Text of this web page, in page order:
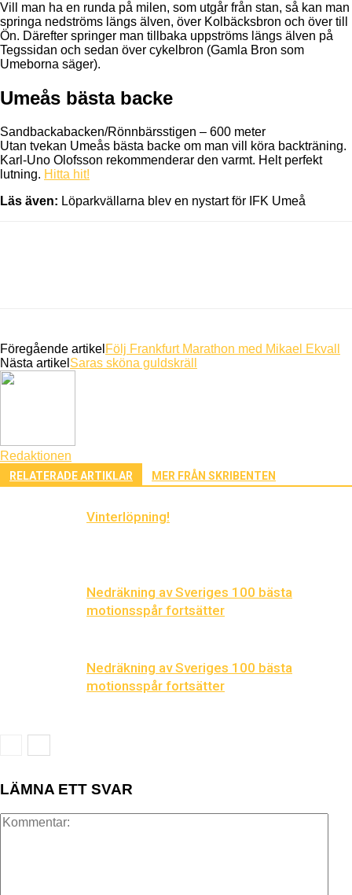
Vill man ha en runda på milen, som utgår från stan, så kan man
springa nedströms längs älven, över Kolbäcksbron och över till
Ön. Därefter springer man tillbaka uppströms längs älven på
Tegssidan och sedan över cykelbron (Gamla Bron som
Umeborna säger).
Umeås bästa backe
Sandbackabacken/Rönnbärsstigen – 600 meter
Utan tvekan Umeås bästa backe om man vill köra backträning.
Karl-Uno Olofsson rekommenderar den varmt. Helt perfekt
lutning. Hitta hit!
Läs även: Löparkvällarna blev en nystart för IFK Umeå
Föregående artikel Följ Frankfurt Marathon med Mikael Ekvall
Nästa artikel Saras sköna guldskräll
Redaktionen
RELATERADE ARTIKLAR MER FRÅN SKRIBENTEN
Vinterlöpning!
Nedräkning av Sveriges 100 bästa
motionsspår fortsätter
Nedräkning av Sveriges 100 bästa
motionsspår fortsätter
LÄMNA ETT SVAR